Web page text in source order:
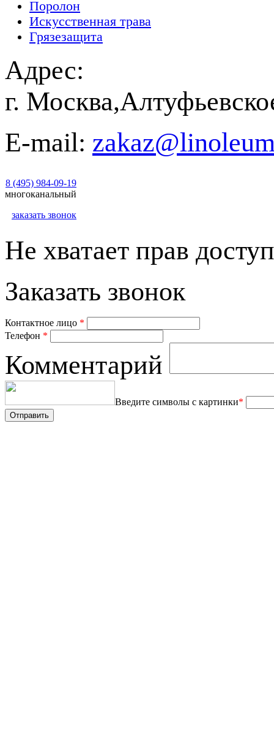
Поролон
Искусственная трава
Грязезащита
Адрес:
г.
E-mail:
8 (495) 984-09-19
многоканальный
заказать звонок
Не хватает прав
Заказать звонок
Контактное лицо *
Телефон *
Комментарий
Введите символы с картинки*